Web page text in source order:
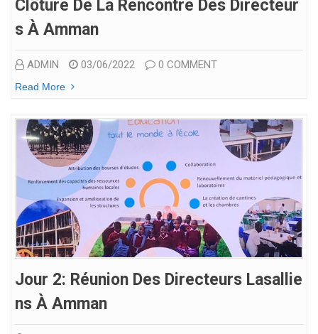
Clôture De La Rencontre Des Directeur
S À Amman
ADMIN 03/06/2022 0 COMMENT
Read More
Jour 2: Réunion Des Directeurs Lasallie
Ns À Amman